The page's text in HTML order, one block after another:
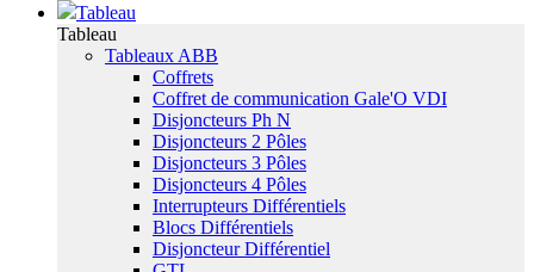
Tableau
Tableau
Tableaux ABB
Coffrets
Coffret de communication Gale'O VDI
Disjoncteurs Ph N
Disjoncteurs 2 Pôles
Disjoncteurs 3 Pôles
Disjoncteurs 4 Pôles
Interrupteurs Différentiels
Blocs Différentiels
Disjoncteur Différentiel